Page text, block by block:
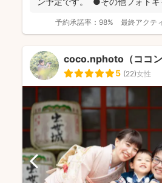
予約承諾率： 98% 最終アクテ
coco.nphoto（ココン
5 (22)女性